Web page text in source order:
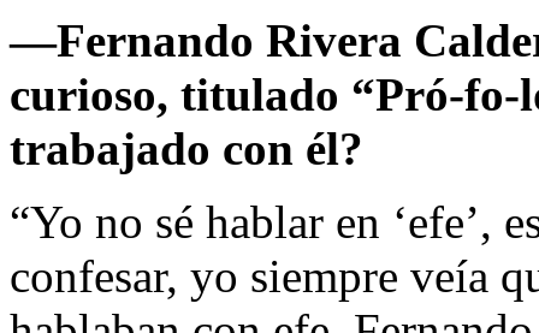
—Fernando Rivera
curioso, titulado “Pró-fo-
trabajado con él?
“Yo no sé hablar en ‘efe’,
confesar, yo siempre veía